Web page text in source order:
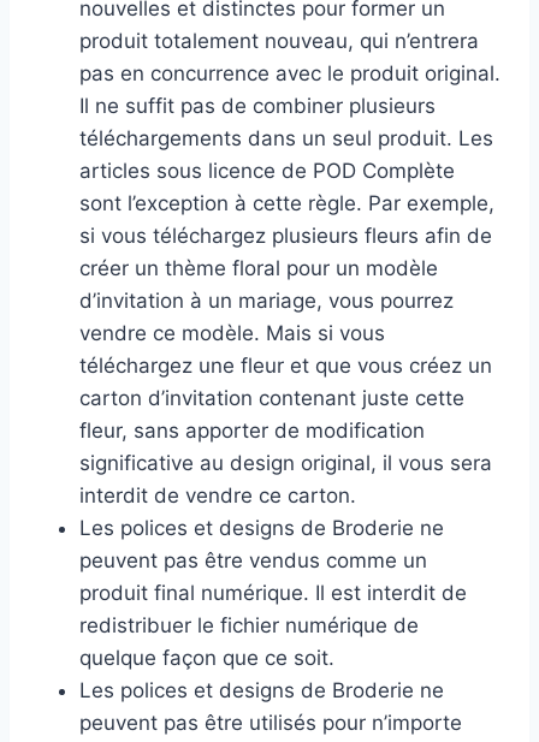
nouvelles et distinctes pour former un
produit totalement nouveau, qui n’entrera
pas en concurrence avec le produit original.
Il ne suffit pas de combiner plusieurs
téléchargements dans un seul produit. Les
articles sous licence de POD Complète
sont l’exception à cette règle. Par exemple,
si vous téléchargez plusieurs fleurs afin de
créer un thème floral pour un modèle
d’invitation à un mariage, vous pourrez
vendre ce modèle. Mais si vous
téléchargez une fleur et que vous créez un
carton d’invitation contenant juste cette
fleur, sans apporter de modification
significative au design original, il vous sera
interdit de vendre ce carton.
Les polices et designs de Broderie ne
peuvent pas être vendus comme un
produit final numérique. Il est interdit de
redistribuer le fichier numérique de
quelque façon que ce soit.
Les polices et designs de Broderie ne
peuvent pas être utilisés pour n’importe